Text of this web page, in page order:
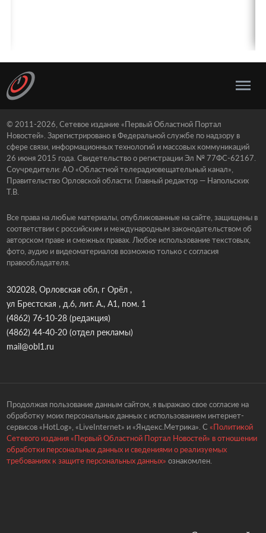
© 2011-2026, Сетевое издание «Первый Областной Портал
Новостей». Зарегистрировано в Федеральной службе по надзору в
сфере связи, информационных технологий и массовых коммуникаций
26 июня 2015 года. Свидетельство о регистрации Эл № 77ФС-62167.
Соучредители: АО «Областной телерадиовещательный канал»,
Правительство Орловской области. Главный редактор — Напольских
Т.В.
Все права на любые материалы, опубликованные на сайте, защищены в
соответствии с российским и международным законодательством об
авторском праве и смежных правах. Любое использование текстовых,
фото, аудио и видеоматериалов возможно только с согласия
правообладателя.
302028, Орловская обл, г Орёл ,
ул Брестская , д.6, лит. А., А1, пом. 1
(4862) 76-10-28(редакция)
(4862) 44-40-20(отдел рекламы)
mail@obl1.ru
Продолжая пользование данным сайтом, я выражаю свое согласие на
обработку моих персональных данных с использованием интернет-
сервисов «HotLog», «LiveInternet» и «Яндекс.Метрика». С «Политикой
Сетевого издания «Первый Областной Портал Новостей» в отношении
обработки персональных данных и сведениями о реализуемых
требованиях к защите персональных данных» ознакомлен.